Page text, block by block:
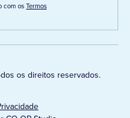
com osTermos
os direitos reservados.